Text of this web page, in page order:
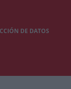
DE DATOS